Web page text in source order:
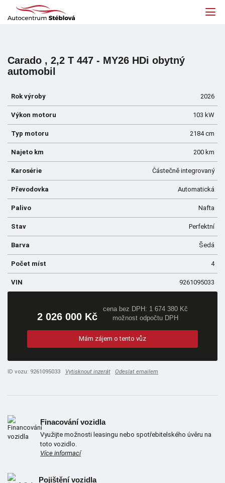
Carado , 2,2 T 447 - MY26 HDi obytný
automobil
Rok výroby 2026
Výkon motoru 103 kW
Typ motoru 2184 cm
Najeto km 200 km
Karosérie Částečně integrovaný
Převodovka Automatická
Palivo Nafta
Stav Perfektní
Barva Šedá
Počet míst 4
VIN 9261095033
2 026 000 Kč
cena bez DPH: 1 674 380 Kč
možnost odpočtu DPH
Mám zájem o tento vůz
ID vozu: 9261095033 Vytisknout inzerát Odeslat emailem
Finacování vozidla
Využijte možnosti leasingu nebo spotřebitelského úvěru na
toto vozidlo.
Více informací
Pojištění vozidla